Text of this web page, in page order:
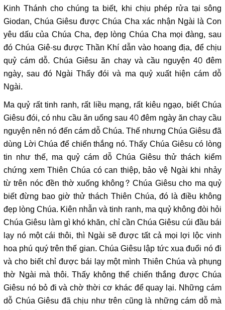
Kinh Thánh cho chúng ta biết, khi chịu phép rửa tại sông
Giodan, Chúa Giêsu được Chúa Cha xác nhận Ngài là Con
yêu dấu của Chúa Cha, đẹp lòng Chúa Cha mọi đàng, sau
đó Chúa Giê-su được Thần Khí dẫn vào hoang địa, để chịu
quỷ cám dỗ. Chúa Giêsu ăn chay và cầu nguyện 40 đêm
ngày, sau đó Ngài Thấy đói và ma quỷ xuất hiện cám dỗ
Ngài.
Ma quỷ rất tinh ranh, rất liều mạng, rất kiêu ngạo, biết Chúa
Giêsu đói, có nhu cầu ăn uống sau 40 đêm ngày ăn chay cầu
nguyện nên nó đến cám dỗ Chúa. Thế nhưng Chúa Giêsu đã
dùng Lời Chúa để chiến thắng nó. Thấy Chúa Giêsu có lòng
tin như thế, ma quỷ cám dỗ Chúa Giêsu thử thách kiểm
chứng xem Thiên Chúa có can thiệp, bảo vệ Ngài khi nhảy
từ trên nóc đền thờ xuống không? Chúa Giêsu cho ma quỷ
biết đừng bao giờ thử thách Thiên Chúa, đó là điều không
đẹp lòng Chúa. Kiên nhẫn và tinh ranh, ma quỷ không đòi hỏi
Chúa Giêsu làm gì khó khăn, chỉ cần Chúa Giêsu cúi đầu bái
lạy nó một cái thôi, thì Ngài sẽ được tất cả mọi lợi lộc vinh
hoa phú quý trên thế gian. Chúa Giêsu lập tức xua đuổi nó đi
và cho biết chỉ được bái lạy một mình Thiên Chúa và phụng
thờ Ngài mà thôi. Thấy không thể chiến thắng được Chúa
Giêsu nó bỏ đi và chờ thời cơ khác để quay lại. Những cám
dỗ Chúa Giêsu đã chịu như trên cũng là những cám dỗ mà